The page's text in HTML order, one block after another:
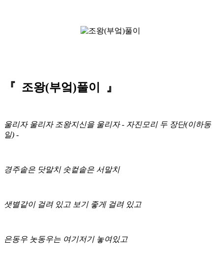
『 조왕(부엌)풀이 』
울리자 울리자 조왕지신을 울리자 - 자진모리 두 장단(이하동
일) -
경주솥은 닷말치 솟컽솥은 서말치
샛별같이 걸려 있고 보기 좋게 걸려 있고
은동우 놋동우는 여기저기 놓여있고